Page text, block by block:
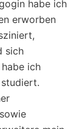
habe ich
erworben
sich
ich